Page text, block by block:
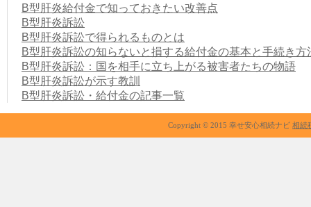
B型肝炎給付金で知っておきたい改善点
B型肝炎訴訟
B型肝炎訴訟で得られるものとは
B型肝炎訴訟の知らないと損する給付金の基本と手続き方
B型肝炎訴訟：国を相手に立ち上がる被害者たちの物語
B型肝炎訴訟が示す教訓
B型肝炎訴訟・給付金の記事一覧
Copyright © 2015 幸せ安心相続ナビ 相続